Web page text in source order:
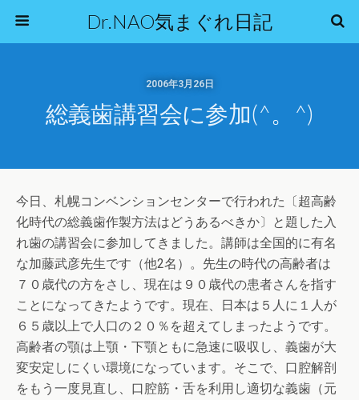
Dr.NAO気まぐれ日記
2006年3月26日
総義歯講習会に参加(^。^)
今日、札幌コンベンションセンターで行われた〔超高齢
化時代の総義歯作製方法はどうあるべきか〕と題した入
れ歯の講習会に参加してきました。講師は全国的に有名
な加藤武彦先生です（他2名）。先生の時代の高齢者は
７０歳代の方をさし、現在は９０歳代の患者さんを指す
ことになってきたようです。現在、日本は５人に１人が
６５歳以上で人口の２０％を超えてしまったようです。
高齢者の顎は上顎・下顎ともに急速に吸収し、義歯が大
変安定しにくい環境になっています。そこで、口腔解剖
をもう一度見直し、口腔筋・舌を利用し適切な義歯（元